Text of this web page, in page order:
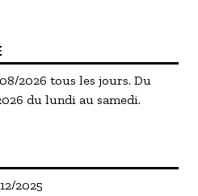
2026 tous les jours. Du
du lundi au samedi.
2025